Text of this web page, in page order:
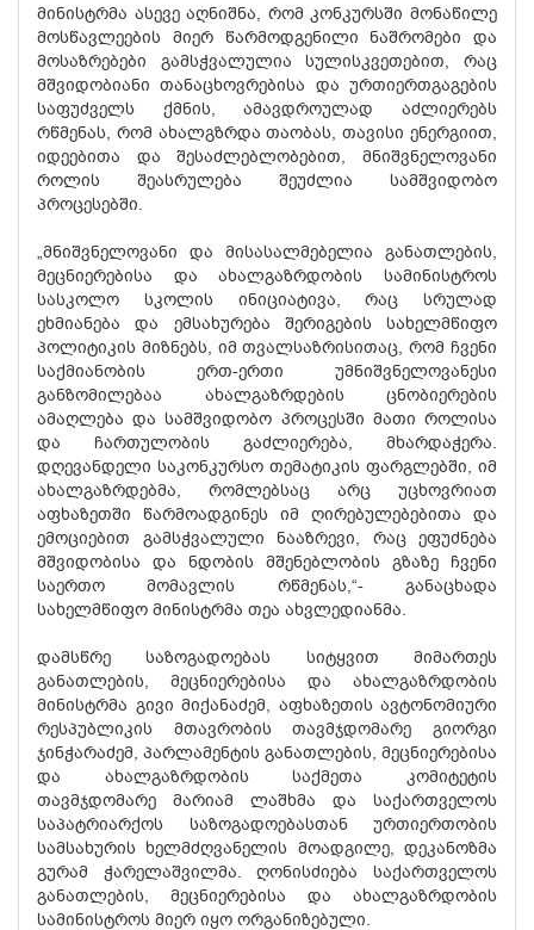
მინისტრმა ასევე აღნიშნა, რომ კონკურსში მონაწილე
მოსწავლეების მიერ წარმოდგენილი ნაშრომები და
მოსაზრებები გამსჭვალულია სულისკვეთებით, რაც
მშვიდობიანი თანაცხოვრებისა და ურთიერთგაგების
საფუძველს ქმნის, ამავდროულად აძლიერებს
რწმენას, რომ ახალგზრდა თაობას, თავისი ენერგიით,
იდეებითა და შესაძლებლობებით, მნიშვნელოვანი
როლის შეასრულება შეუძლია სამშვიდობო
პროცესებში.
„მნიშვნელოვანი და მისასალმებელია განათლების,
მეცნიერებისა და ახალგაზრდობის სამინისტროს
სასკოლო სკოლის ინიციატივა, რაც სრულად
ეხმიანება და ემსახურება შერიგების სახელმწიფო
პოლიტიკის მიზნებს, იმ თვალსაზრისითაც, რომ ჩვენი
საქმიანობის ერთ-ერთი უმნიშვნელოვანესი
განზომილებაა ახალგაზრდების ცნობიერების
ამაღლება და სამშვიდობო პროცესში მათი როლისა
და ჩართულობის გაძლიერება, მხარდაჭერა.
დღევანდელი საკონკურსო თემატიკის ფარგლებში, იმ
ახალგაზრდებმა, რომლებსაც არც უცხოვრიათ
აფხაზეთში წარმოადგინეს იმ ღირებულებებითა და
ემოციებით გამსჭვალული ნააზრევი, რაც ეფუძნება
მშვიდობისა და ნდობის მშენებლობის გზაზე ჩვენი
საერთო მომავლის რწმენას,“- განაცხადა
სახელმწიფო მინისტრმა თეა ახვლედიანმა.
დამსწრე საზოგადოებას სიტყვით მიმართეს
განათლების, მეცნიერებისა და ახალგაზრდობის
მინისტრმა გივი მიქანაძემ, აფხაზეთის ავტონომიური
რესპუბლიკის მთავრობის თავმჯდომარე გიორგი
ჯინჭარაძემ, პარლამენტის განათლების, მეცნიერებისა
და ახალგაზრდობის საქმეთა კომიტეტის
თავმჯდომარე მარიამ ლაშხმა და საქართველოს
საპატრიარქოს საზოგადოებასთან ურთიერთობის
სამსახურის ხელმძღვანელის მოადგილე, დეკანოზმა
გურამ ჭარელაშვილმა. ღონისძიება საქართველოს
განათლების, მეცნიერებისა და ახალგაზრდობის
სამინისტროს მიერ იყო ორგანიზებული.